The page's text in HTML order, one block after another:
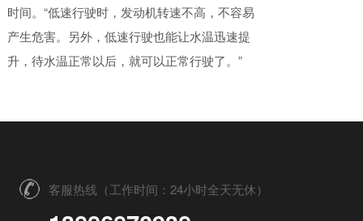
时间。“低速行驶时，发动机转速不高，不容易
产生危害。另外，低速行驶也能让水温迅速提
升，待水温正常以后，就可以正常行驶了。”
客服热线（工作时间：24小时全天无休）